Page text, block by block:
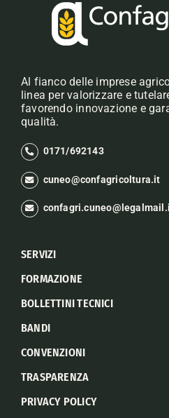
Al fianco delle imprese
linea per valorizzare e
favorendo innovazione e
qualità.
0171/692143
cuneo@confagricoltura.it
SERVIZI
FORMAZIONE
BOLLETTINI TECNICI
BANDI
CONVENZIONI
TRASPARENZA
PRIVACY POLICY